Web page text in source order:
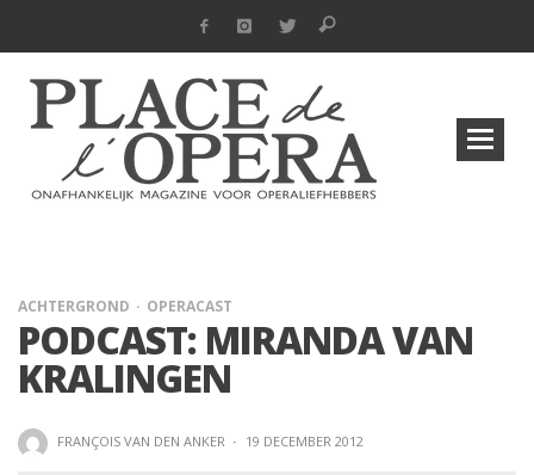
ACHTERGROND OPERACAST
PODCAST: MIRANDA VAN
KRALINGEN
FRANÇOIS VAN DEN ANKER · 19 DECEMBER 2012